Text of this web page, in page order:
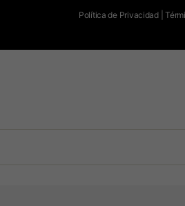
Política de Privacidad|